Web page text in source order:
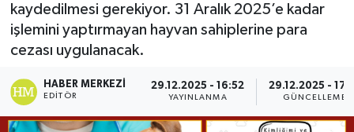
kaydedilmesi gerekiyor. 31 Aralık 2025’e kadar
işlemini yaptırmayan hayvan sahiplerine para
cezası uygulanacak.
HABER MERKEZI
EDITÖR
29.12.2025 - 16:52
YAYINLANMA
29.12.2025 -
GÜNCELLEME
Tüm Manşetler
Son Dakika Haberleri
Haber Arşivi